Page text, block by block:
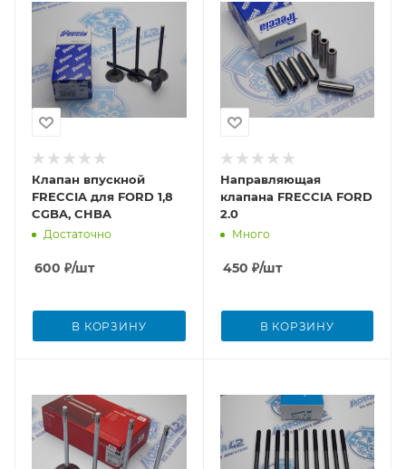
Клапан впускной
FRECCIA для FORD 1,8
CGBA, CHBA
Достаточно
600 ₽/шт
В КОРЗИНУ
Направляющая
клапана FRECCIA FORD
2.0
Много
450 ₽/шт
В КОРЗИНУ